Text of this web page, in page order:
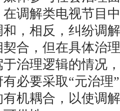
调解类电视节目
，相反，纠纷调
合，但在具体治
治理逻辑的情况
必要采取“元治理
机耦合，以使调